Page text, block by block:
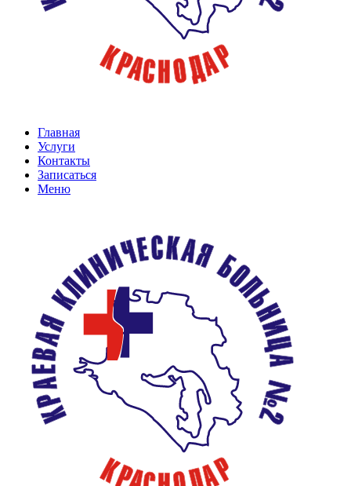
Главная
Услуги
Контакты
Записаться
Меню